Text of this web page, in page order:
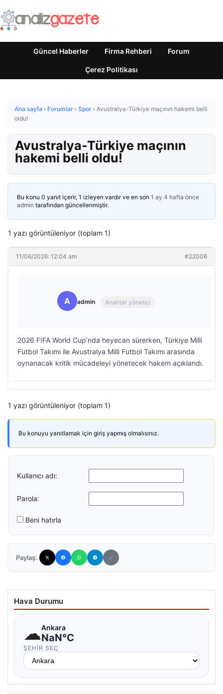
Güncel Haberler Firma Rehberi Forum
Çerez Politikası
Ana sayfa › Forumlar › Spor › Avustralya-Türkiye maçının hakemi belli
oldu!
Avustralya-Türkiye maçının
hakemi belli oldu!
Bu konu 0 yanıt içerir, 1 izleyen vardır ve en son 1 ay 4 hafta önce
admin tarafından güncellenmiştir.
1 yazı görüntüleniyor (toplam 1)
11/06/2026: 12:04 am #22006
A admin Anahtar yönetici
2026 FIFA World Cup’nda heyecan sürerken, Türkiye Milli
Futbol Takımı ile Avustralya Milli Futbol Takımı arasında
oynanacak kritik mücadeleyi yönetecek hakem açıklandı.
1 yazı görüntüleniyor (toplam 1)
Bu konuyu yanıtlamak için giriş yapmış olmalısınız.
Kullanıcı adı:
Parola:
Beni hatırla
Paylaş:
Hava Durumu
☁Ankara
NaN°C
ŞEHIR SEÇ